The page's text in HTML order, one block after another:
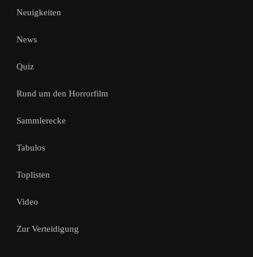
Neuigkeiten
News
Quiz
Rund um den Horrorfilm
Sammlerecke
Tabulos
Toplisten
Video
Zur Verteidigung